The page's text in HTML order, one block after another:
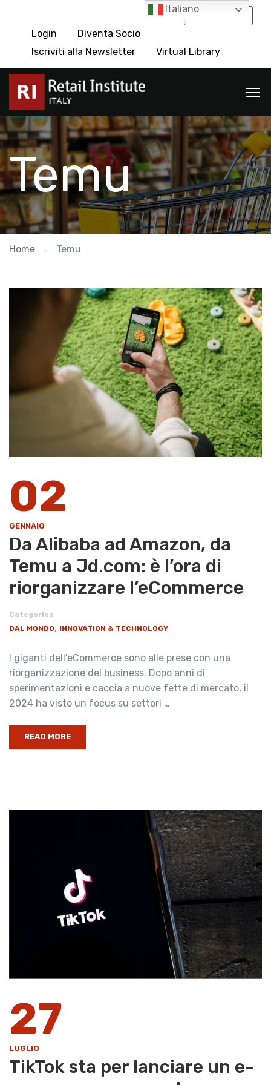
International
Login
Diventa Socio
Iscriviti alla Newsletter
Virtual Library
Temu
Home Temu
02
GENNAIO
Da Alibaba ad Amazon, da
Temu a Jd.com: è l’ora di
riorganizzare l’eCommerce
Categories
DAL MONDO, INNOVATION & TECHNOLOGY
I giganti dell’eCommerce sono alle prese con una
riorganizzazione del business. Dopo anni di
sperimentazioni e caccia a nuove fette di mercato, il
2024 ha visto un focus su settori …
READ MORE
27
LUGLIO
TikTok sta per lanciare un e-
Italiano